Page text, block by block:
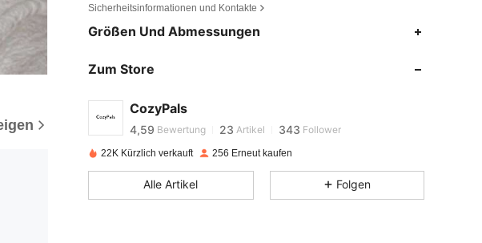
Sicherheitsinformationen und Kontakte
Größen Und Abmessungen
Zum Store
CozyPals
4,59 23
4,59
4,59 Bewertung 23 Artikel 343 Follower
4,59 23
343
4,59
4,59
23
343
22K Kürzlich verkauft 256 Erneut kaufen
Alle Artikel Folgen